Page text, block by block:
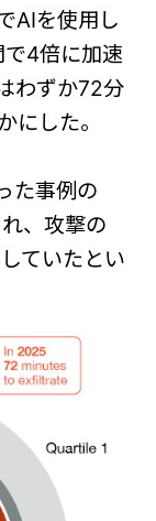
AIを使用し
4倍に加速
わずか72分
にした。
た事例の
、攻撃の
ていたとい